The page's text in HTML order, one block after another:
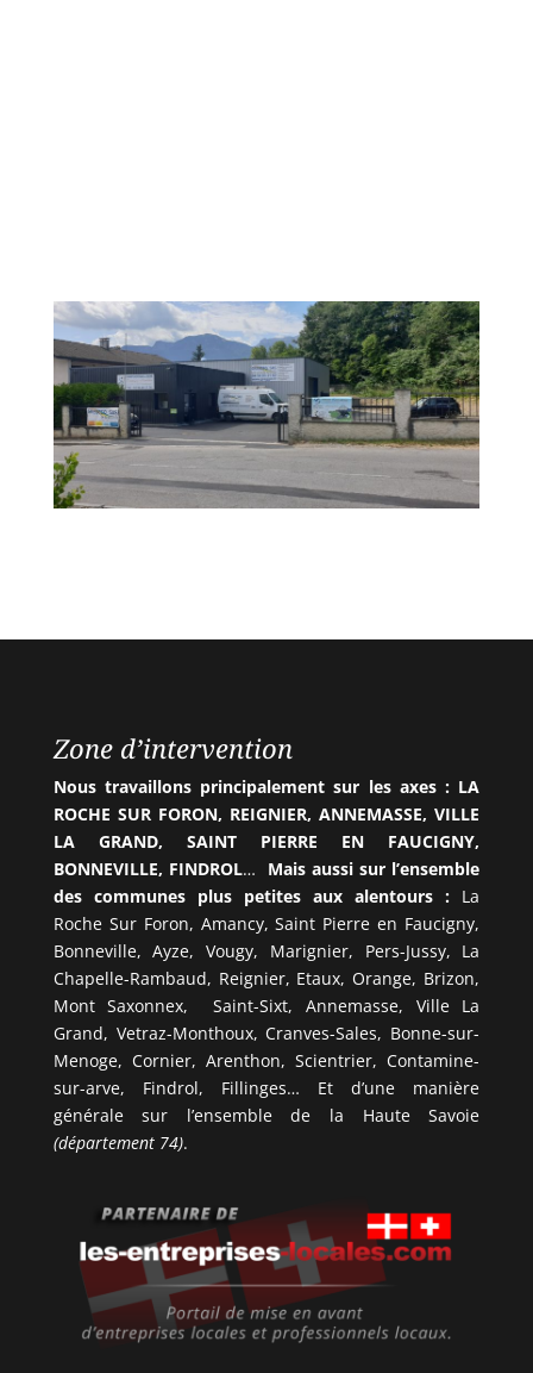
Zone d’intervention
Nous travaillons principalement sur les axes : LA
ROCHE SUR FORON, REIGNIER, ANNEMASSE, VILLE
LA GRAND, SAINT PIERRE EN FAUCIGNY,
BONNEVILLE, FINDROL… Mais aussi sur l’ensemble
des communes plus petites aux alentours : La
Roche Sur Foron, Amancy, Saint Pierre en Faucigny,
Bonneville, Ayze, Vougy, Marignier, Pers-Jussy, La
Chapelle-Rambaud, Reignier, Etaux, Orange, Brizon,
Mont Saxonnex, Saint-Sixt, Annemasse, Ville La
Grand, Vetraz-Monthoux, Cranves-Sales, Bonne-sur-
Menoge, Cornier, Arenthon, Scientrier, Contamine-
sur-arve, Findrol, Fillinges… Et d’une manière
générale sur l’ensemble de la Haute Savoie
(département 74).